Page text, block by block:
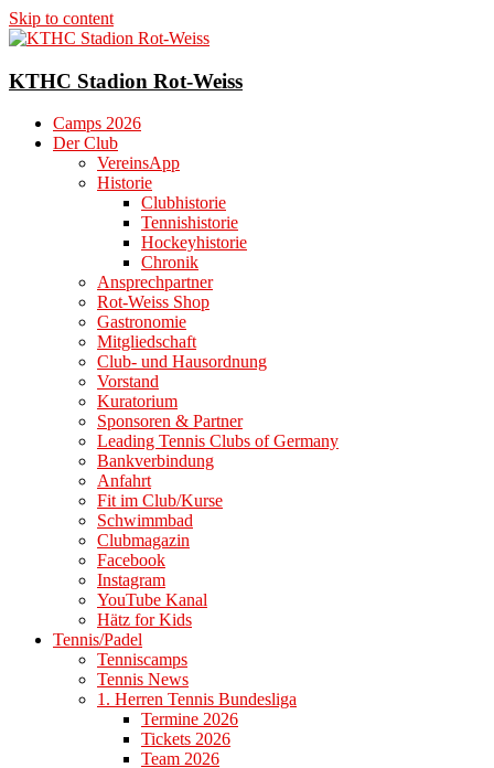
Skip to content
KTHC Stadion Rot-Weiss
Camps 2026
Der Club
VereinsApp
Historie
Clubhistorie
Tennishistorie
Hockeyhistorie
Chronik
Ansprechpartner
Rot-Weiss Shop
Gastronomie
Mitgliedschaft
Club- und Hausordnung
Vorstand
Kuratorium
Sponsoren & Partner
Leading Tennis Clubs of Germany
Bankverbindung
Anfahrt
Fit im Club/Kurse
Schwimmbad
Clubmagazin
Facebook
Instagram
YouTube Kanal
Hätz for Kids
Tennis/Padel
Tenniscamps
Tennis News
1. Herren Tennis Bundesliga
Termine 2026
Tickets 2026
Team 2026